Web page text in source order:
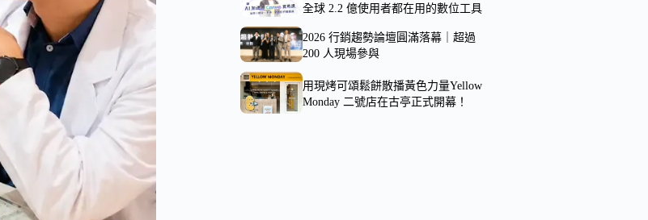
全球 2.2 億使用者都在用的數位工具
2026 行銷趨勢論壇圓滿落幕｜超過
200 人現場參與
用現烤可頌鬆餅散播黃色力量Yellow
Monday 二號店在古亭正式開幕！